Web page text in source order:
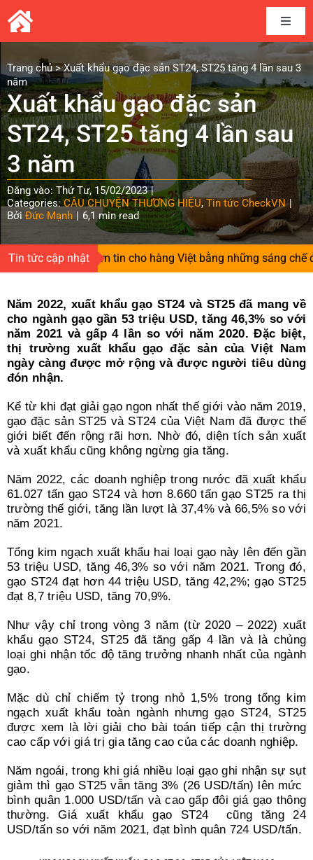
Skip
to
content
Toggle
Home
Câu chuyện thương hiệu
Kết nối cung cầu
Chia sẻ kinh nghiệm
Tài liệu
Search
for:
Trang chủ>Xuất khẩu gạo đặc sản ST24, ST25 tăng 4 lần sau 3
năm
Xuất khẩu gạo đặc sản
ST24, ST25 tăng 4 lần sau
3 năm
Đăng vào: Thứ Tư, 15/02/2023 |
Categories:CÂU CHUYỆN THƯƠNG HIỆU, Tin tức CheckVN |
Bởi Đức Mạnh | 6,1 min read
Tin tức cập nhật
gieo niềm tin cho hàng Việt bằng những sáng chế độc
Năm 2022, xuất khẩu gạo ST24 và ST25 đã mang về
cho ngành gạo gần 53 triệu USD, tăng 46,3% so với
năm 2021 và gấp 4 lần so với năm 2020. Đặc biệt,
thị trường xuất khẩu gạo đặc sản của Việt Nam
ngày càng được mở rộng và được người tiêu dùng
đón nhận.
Kể từ khi đạt giải gạo ngon nhất thế giới vào năm 2019,
gạo đặc sản ST25 và ST24 của Việt Nam đã được thế
giới biết đến rộng rãi hơn. Nhờ đó, diện tích sản xuất
và xuất khẩu cũng không ngừng gia tăng.
Năm 2022, các doanh nghiệp trong nước đã xuất khẩu
61.027 tấn gạo ST24 và hơn 8.660 tấn gạo ST25 ra thị
trường thế giới, tăng lần lượt là 37,4% và 66,5% so với
năm 2021.
Tổng kim ngạch xuất khẩu hai loại gạo này lên đến gần
53 triệu USD, tăng 46,3% so với năm 2021. Trong đó,
gạo ST24 đạt hơn 44 triệu USD, tăng 42,2%; gạo ST25
đạt 8,7 triệu USD, tăng 70,9%.
Như vậy chỉ trong vòng 3 năm (từ 2020 – 2022) xuất
khẩu gạo ST24, ST25 đã tăng gấp 4 lần và là chủng
loại ghi nhận tốc độ tăng trưởng nhanh nhất của ngành
gạo.
Mặc dù chỉ chiếm tỷ trọng nhỏ 1,5% trong tổng kim
ngạch xuất khẩu toàn ngành nhưng gạo ST24, ST25
được xem là lời giải cho bài toán tiếp cận thị trường
cao cấp với giá trị gia tăng cao của các doanh nghiệp.
Năm ngoái, trong khi giá nhiều loại gạo ghi nhận sự sụt
giảm thì gạo ST25 vẫn tăng 3% (26 USD/tấn) lên mức
bình quân 1.000 USD/tấn và cao gấp đôi giá gạo thông
thường. Giá xuất khẩu gạo ST24 cũng tăng 24
USD/tấn so với năm 2021, đạt bình quân 724 USD/tấn.